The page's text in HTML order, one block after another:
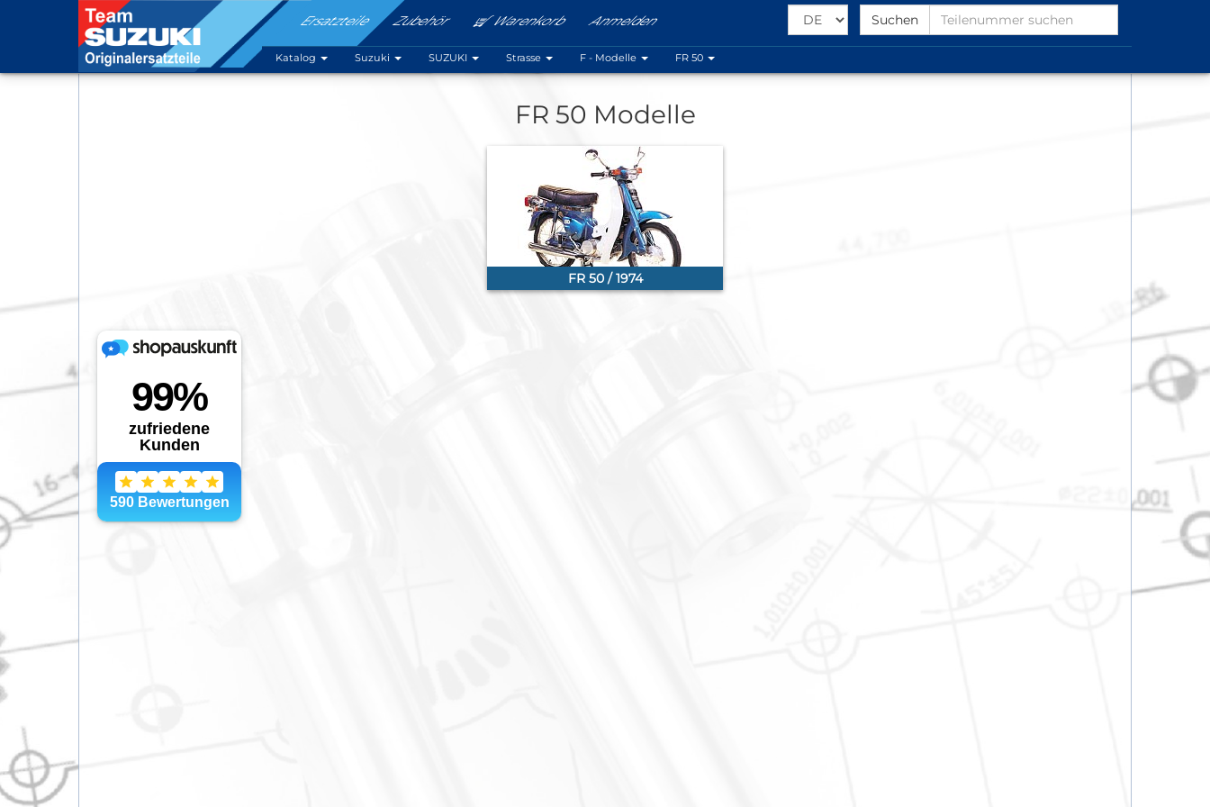
Menu
Ersatzteile Zubehör Warenkorb Anmelden
Select
Language
Partnumber
Suchen
Katalog Suzuki SUZUKI Strasse F - Modelle FR 50
FR 50 Modelle
FR 50 / 1974